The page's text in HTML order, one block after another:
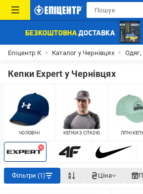
Епіцентр К Каталог у Чернівцях Одяг,
Кепки Expert у Чернівцях
ЧОЛОВІЧІ КЕПКИ З СІТКОЮ ЛІТНІ
Фільтри (1) Ціна